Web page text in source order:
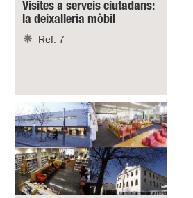
Visites a serveis ciutadans:
la deixalleria mòbil
Ref. 7